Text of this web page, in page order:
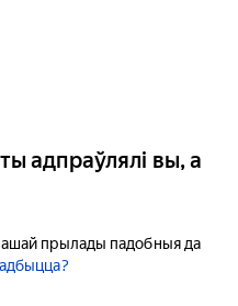
адпраўлялі вы, а
прылады падобныя да